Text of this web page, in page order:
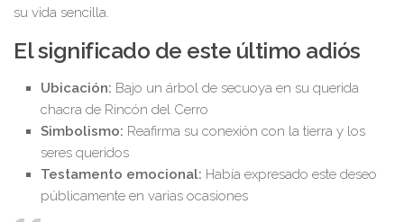
su vida sencilla.
El significado de este último adiós
Ubicación: Bajo un árbol de secuoya en su querida
chacra de Rincón del Cerro
Simbolismo: Reafirma su conexión con la tierra y los
seres queridos
Testamento emocional: Había expresado este deseo
públicamente en varias ocasiones